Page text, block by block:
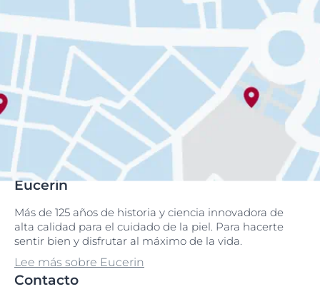
Eucerin
Más de 125 años de historia y ciencia innovadora de
alta calidad para el cuidado de la piel. Para hacerte
sentir bien y disfrutar al máximo de la vida.
Lee más sobre Eucerin
Contacto